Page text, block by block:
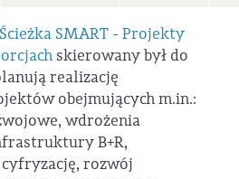
Ścieżka SMART - Projekty
skierowany był do
realizację
obejmujących m.in.:
wdrożenia
B+R,
rozwój